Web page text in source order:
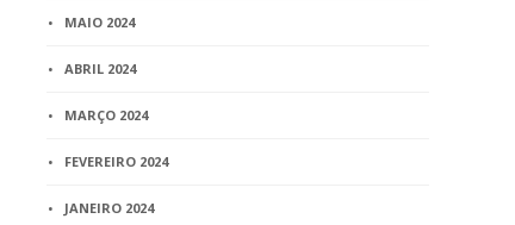
MAIO 2024
ABRIL 2024
MARÇO 2024
FEVEREIRO 2024
JANEIRO 2024